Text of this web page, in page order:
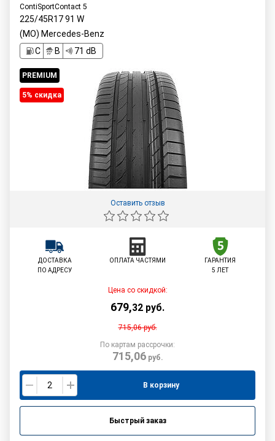
ContiSportContact 5
225/45R1791 W
(MO) Mercedes-Benz
C
B 71 dB
PREMIUM
5% cкидка
Оставить отзыв
ДОСТАВКА
ПО АДРЕСУ
ОПЛАТА ЧАСТЯМИ
ГАРАНТИЯ
5 ЛЕТ
Цена со скидкой:
679,32 руб.
715,06руб.
По картам рассрочки:
715,06руб.
В корзину
Быстрый заказ